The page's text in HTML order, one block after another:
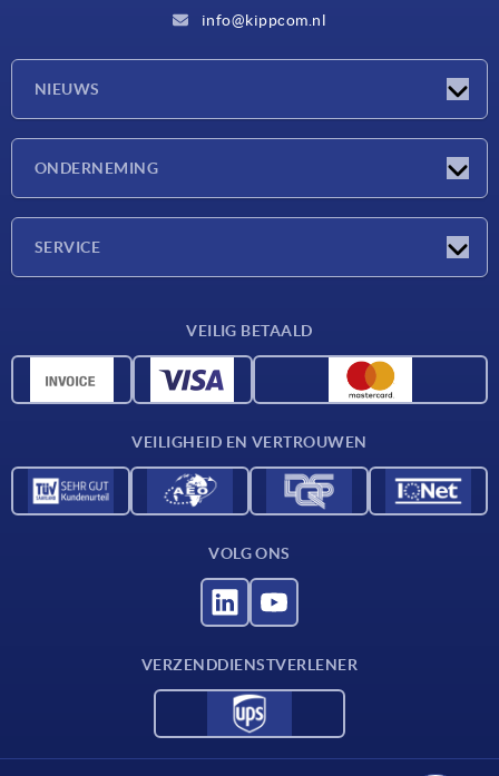
info@kippcom.nl
NIEUWS
ONDERNEMING
SERVICE
CAD-gegevens
VEILIG BETAALD
VEILIGHEID EN VERTROUWEN
VOLG ONS
VERZENDDIENSTVERLENER